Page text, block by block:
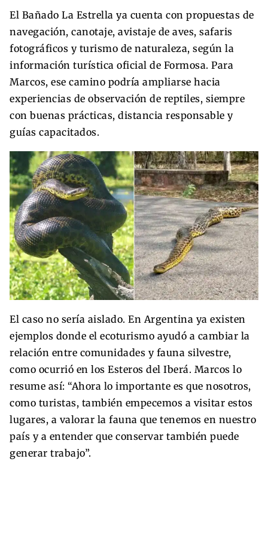
El Bañado La Estrella ya cuenta con propuestas de
navegación, canotaje, avistaje de aves, safaris
fotográficos y turismo de naturaleza, según la
información turística oficial de Formosa. Para
Marcos, ese camino podría ampliarse hacia
experiencias de observación de reptiles, siempre
con buenas prácticas, distancia responsable y
guías capacitados.
El caso no sería aislado. En Argentina ya existen
ejemplos donde el ecoturismo ayudó a cambiar la
relación entre comunidades y fauna silvestre,
como ocurrió en los Esteros del Iberá. Marcos lo
resume así: “Ahora lo importante es que nosotros,
como turistas, también empecemos a visitar estos
lugares, a valorar la fauna que tenemos en nuestro
país y a entender que conservar también puede
generar trabajo”.